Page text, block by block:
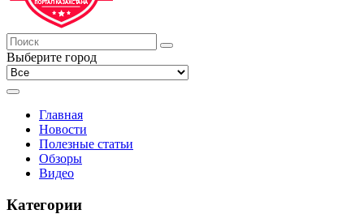
Выберите город
Главная
Новости
Полезные статьи
Обзоры
Видео
Категории